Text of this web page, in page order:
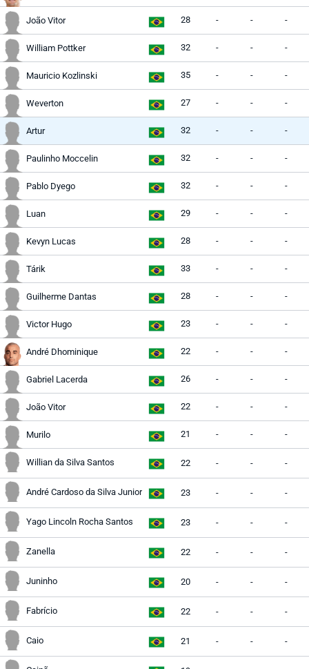
João Vitor 28 - - -
William Pottker 32 - - -
Mauricio Kozlinski 35 - - -
Weverton 27 - - -
Artur 32 - - -
Paulinho Moccelin 32 - - -
Pablo Dyego 32 - - -
Luan 29 - - -
Kevyn Lucas 28 - - -
Tárik 33 - - -
Guilherme Dantas 28 - - -
Victor Hugo 23 - - -
André Dhominique 22 - - -
Gabriel Lacerda 26 - - -
João Vitor 22 - - -
Murilo 21 - - -
Willian da Silva Santos 22 - - -
André Cardoso da Silva Junior 23 - - -
Yago Lincoln Rocha Santos 23 - - -
Zanella 22 - - -
Juninho 20 - - -
Fabrício 22 - - -
Caio 21 - - -